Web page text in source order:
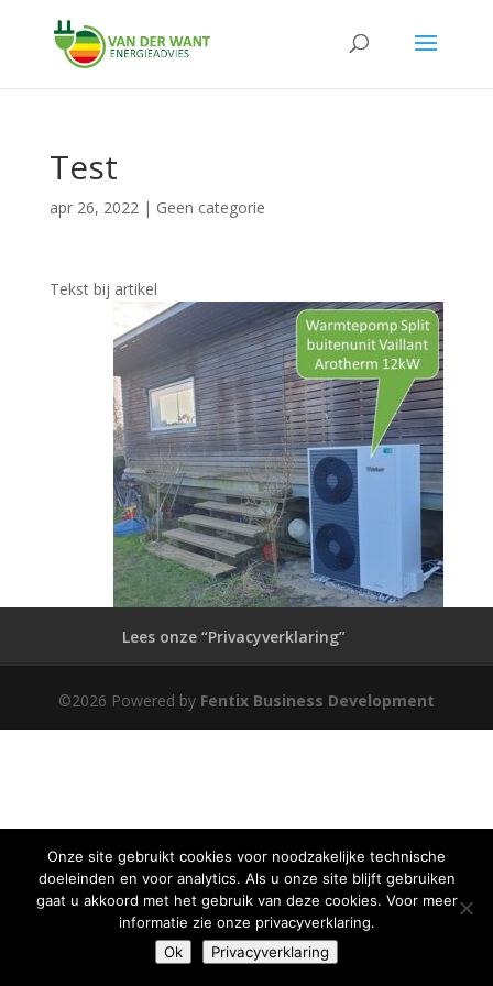
Test
apr 26, 2022| Geen categorie
Tekst bij artikel
Lees onze “Privacyverklaring”
©2026 Powered by Fentix Business Development
Onze site gebruikt cookies voor noodzakelijke technische
doeleinden en voor analytics. Als u onze site blijft gebruiken
gaat u akkoord met het gebruik van deze cookies. Voor meer
informatie zie onze privacyverklaring.
Ok
Privacyverklaring